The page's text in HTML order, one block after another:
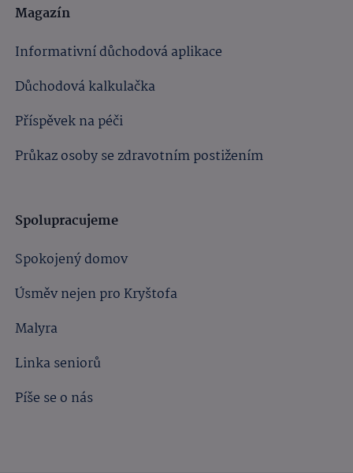
Magazín
Informativní důchodová aplikace
Důchodová kalkulačka
Příspěvek na péči
Průkaz osoby se zdravotním postižením
Spolupracujeme
Spokojený domov
Úsměv nejen pro Kryštofa
Malyra
Linka seniorů
Píše se o nás